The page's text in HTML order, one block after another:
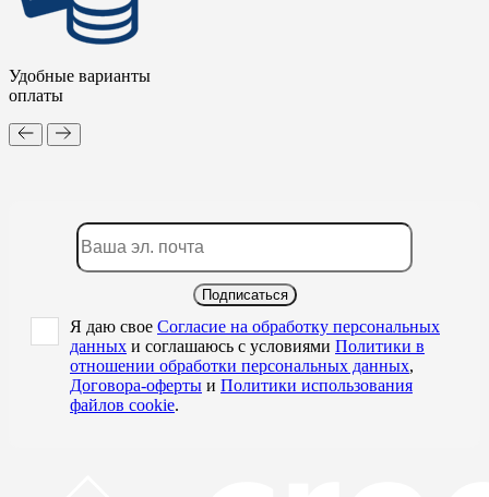
Удобные варианты
оплаты
Подписаться
Я даю свое Согласие на обработку персональных
данных и соглашаюсь с условиями Политики в
отношении обработки персональных данных,
Договора-оферты и Политики использования
файлов cookie.